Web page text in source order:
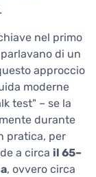
nel primo
di un
approccio
moderne
test" – se la
durante
pratica, per
a circa il 65–
, ovvero circa